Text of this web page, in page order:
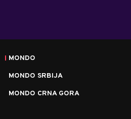
MONDO
MONDO SRBIJA
MONDO CRNA GORA